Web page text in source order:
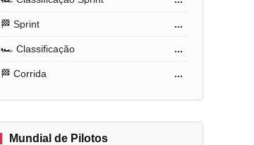
🏁 Sprint ...
🏎️ Classificação ...
🏁 Corrida ...
Mundial de Pilotos